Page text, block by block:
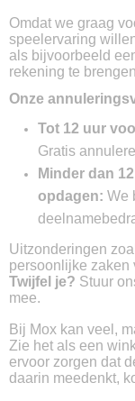
Omdat we graag
speelervaring
als bijvoorbeeld
rekening te
Onze
Tot 12 uur
Gratis
Minder dan
opdagen: We
Uitzonderingen
persoonlijke zaken
Twijfel je? Stuur
mee.
Bij Mox kan veel,
Zie het als een
ervoor zorgen dat
daarin meedenkt,